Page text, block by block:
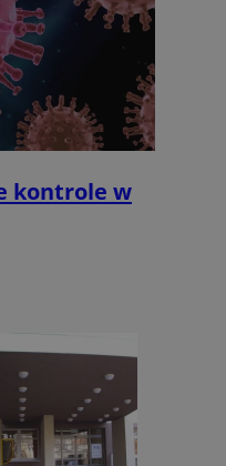
kontrole w